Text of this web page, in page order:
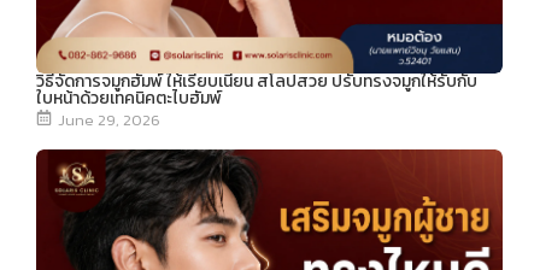
วิธีจัดการจมูกฮัมพ์ ให้เรียบเนียน สโลปสวย ปรับทรงจมูกให้รับกับ
ใบหน้าด้วยเทคนิคตะไบฮัมพ์
June 29, 2026